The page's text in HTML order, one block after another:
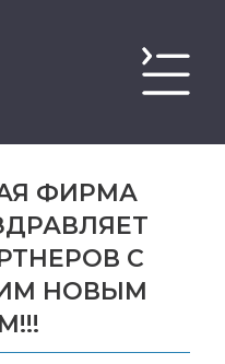
ФИРМА
С
НОВЫМ